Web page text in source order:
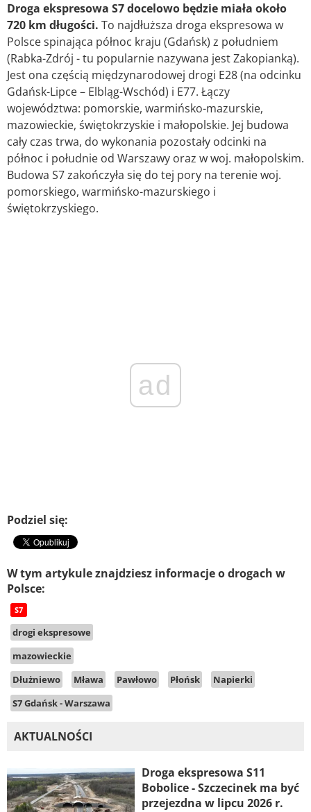
Droga ekspresowa S7 docelowo będzie miała około
720 km długości. To najdłuższa droga ekspresowa w
Polsce spinająca północ kraju (Gdańsk) z południem
(Rabka-Zdrój - tu popularnie nazywana jest Zakopianką).
Jest ona częścią międzynarodowej drogi E28 (na odcinku
Gdańsk-Lipce – Elbląg-Wschód) i E77. Łączy
województwa: pomorskie, warmińsko-mazurskie,
mazowieckie, świętokrzyskie i małopolskie. Jej budowa
cały czas trwa, do wykonania pozostały odcinki na
północ i południe od Warszawy oraz w woj. małopolskim.
Budowa S7 zakończyła się do tej pory na terenie woj.
pomorskiego, warmińsko-mazurskiego i
świętokrzyskiego.
ad
Podziel się:
W tym artykule znajdziesz informacje o drogach w
Polsce:
S7
drogi ekspresowe
mazowieckie
Dłużniewo
Mława Pawłowo Płońsk
Napierki
S7 Gdańsk - Warszawa
AKTUALNOŚCI
Droga ekspresowa S11
Bobolice - Szczecinek ma być
przejezdna w lipcu 2026 r.